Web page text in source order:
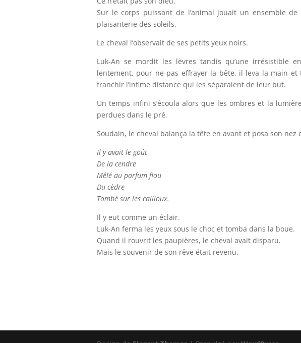
Sur le corps puissant de l’animal jouait un ensemble
plaisanterie des soleils.
Le cheval l’observait de ses petits yeux noirs.
Luk-An se mordit les lèvres tandis qu’une irrésistible
lentement, pour ne pas effrayer la bête, il leva la main
franchir l’infime distance qui les séparaient de leur but.
Un temps infini s’écoula alors que les ombres et la
perdues dans le pré.
Soudain, le cheval balança la tête en avant et posa son nez
Il y avait le goût
De la cendre
Mêlé au parfum flou
Du cèdre
Tombé sur les cailloux.
Il y eut comme un éclair.
Luk-An ferma les yeux sous le choc et tomba dans la boue.
Quand il rouvrit les paupières, le cheval avait disparu.
Mais le souvenir de son rêve était revenu.